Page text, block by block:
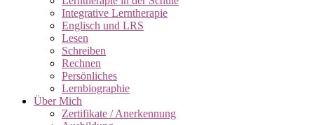
Integrative Lerntherapie
Englisch und LRS
Lesen
Schreiben
Rechnen
Persönliches
Lernbiographie
Über Mich
Zertifikate / Anerkennung